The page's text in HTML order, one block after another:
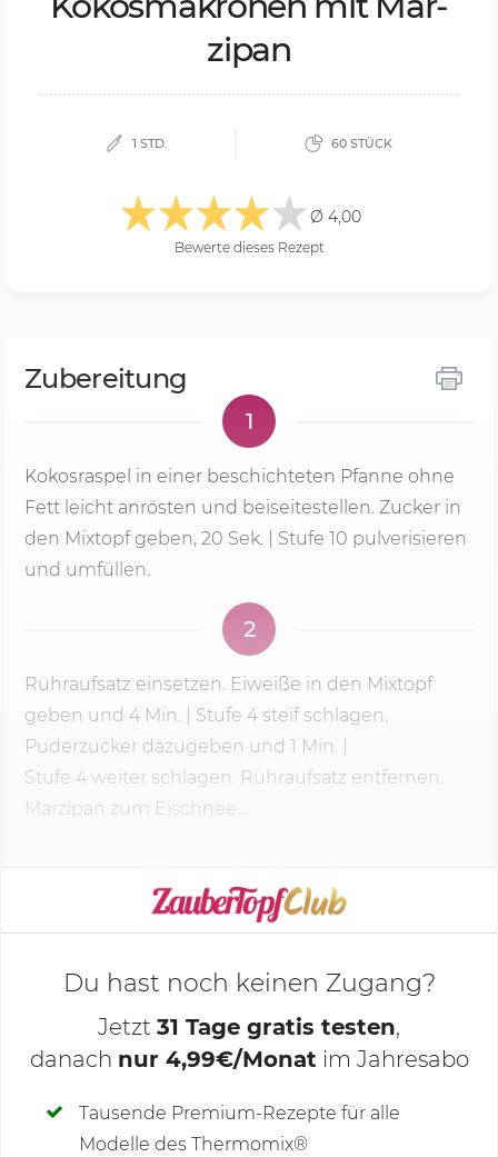
zi­pan
1 STD. 60 STÜCK
Ø 4,00
Bewerte dieses Rezept
Zubereitung
1
Kokosraspel in einer beschichteten Pfanne ohne
Fett leicht anrösten und beiseitestellen. Zucker in
den Mixtopf geben, 20 Sek.
| Stufe 10 pulverisieren
und umfüllen.
2
Rühraufsatz einsetzen. Eiweiße in den Mixtopf
geben und 4 Min. Stufe 4 steif schlagen.
Puderzucker dazugeben und 1 Min. |
Stufe 4 weiter schlagen. Rühraufsatz entfernen.
Marzipan zum Eischnee...
KOCHMODUS STARTEN
Deine Notizen
Du hast noch keinen Zugang?
Jetzt 31 Tage gratis testen,
danach nur 4,99€/Monat im Jahresabo
Tausende Premium-Rezepte für alle
Modelle des Thermomix®